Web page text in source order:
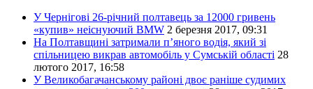
У Чернігові 26-річний полтавець за 12000 гривень
«купив» неіснуючий BМW 2 березня 2017, 09:31
На Полтавщині затримали п’яного водія, який зі
спільницею викрав автомобіль у Сумській області 28
лютого 2017, 16:58
У Великобагачанському районі двоє раніше судимих